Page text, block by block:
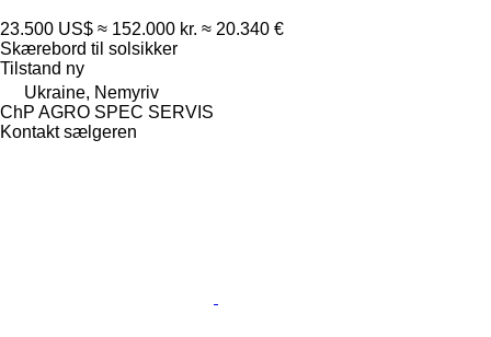
23.500 US$ ≈ 152.000 kr. ≈ 20.340 €
Skærebord til solsikker
Tilstand ny
Ukraine, Nemyriv
ChP AGRO SPEC SERVIS
Kontakt sælgeren